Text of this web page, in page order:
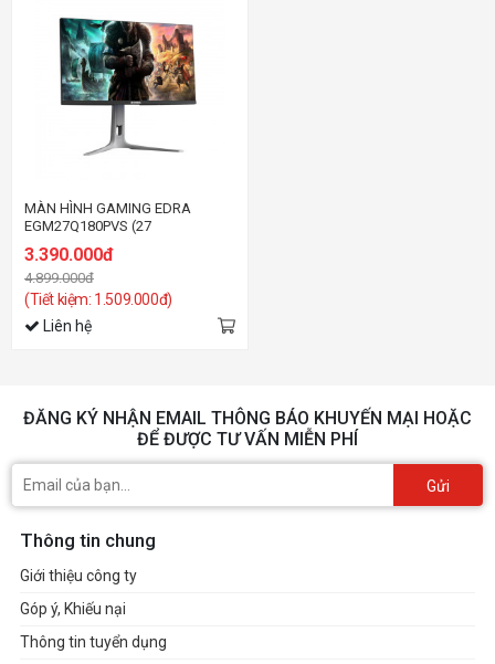
MÀN HÌNH GAMING EDRA
EGM27Q180PVS (27
3.390.000đ
4.899.000đ
(Tiết kiệm: 1.509.000đ)
Liên hệ
ĐĂNG KÝ NHẬN EMAIL THÔNG BÁO KHUYẾN MẠI HOẶC
ĐỂ ĐƯỢC TƯ VẤN MIỄN PHÍ
Gửi
Thông tin chung
Giới thiệu công ty
Góp ý, Khiếu nại
Thông tin tuyển dụng